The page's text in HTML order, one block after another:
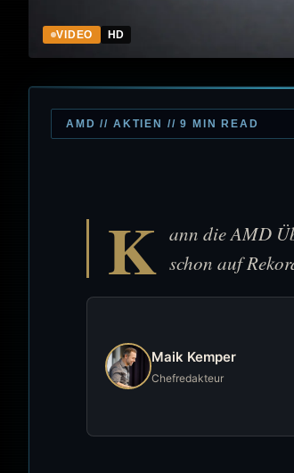
VIDEO HD
AMD // AKTIEN // 9 MIN READ
K ann die AMD
schon auf
Maik Kemper
Chefredakteur